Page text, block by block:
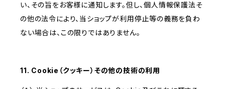
い、その旨をお客様に通知します。但し、個人情報保護法そ
の他の法令により、当ショップが利用停止等の義務を負わ
ない場合は、この限りではありません。
11. Cookie（クッキー）その他の技術の利用